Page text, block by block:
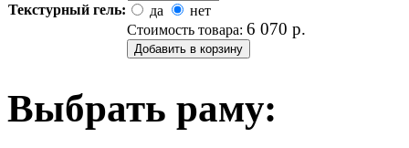
Текстурный гель:
да
нет
Стоимость товара: 6 070 р.
Выбрать раму: